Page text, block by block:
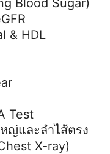
& HDL
Test
ญ่และลำไส้ตรง
X-ray)